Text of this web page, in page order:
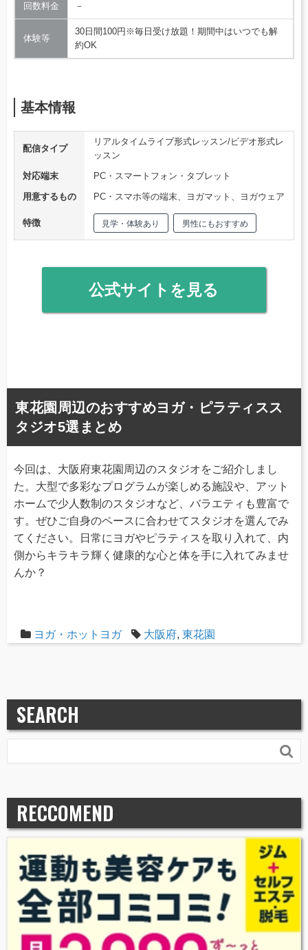
回数料金 －
体験等
30日間100円※毎日受け放題！期間中はいつでも解
約OK
基本情報
配信タイプ
リアルタイムライブ形式レッスン/ビデオ形式レ
ッスン
対応端末
PC・スマートフォン・タブレット
用意するもの
PC・スマホ等の端末、ヨガマット、ヨガウェア
特徴 見学・体験あり 男性にもおすすめ
公式サイトを見る
東花園周辺のおすすめヨガ・ピラティスス
タジオ5選まとめ
今回は、大阪府東花園周辺のスタジオをご紹介しまし
た。大型で多彩なプログラムが楽しめる施設や、アット
ホームで少人数制のスタジオなど、バラエティも豊富で
す。ぜひご自身のペースに合わせてスタジオを選んでみ
てください。日常にヨガやピラティスを取り入れて、内
側からキラキラ輝く健康的な心と体を手に入れてみませ
んか？
ヨガ・ホットヨガ 大阪府, 東花園
SEARCH

RECCOMEND